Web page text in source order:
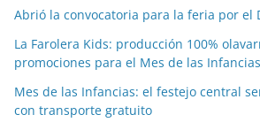
Abrió la convocatoria para la feria por el
La Farolera Kids: producción 100%
promociones para el Mes de las Infancias
Mes de las Infancias: el festejo central
con transporte gratuito